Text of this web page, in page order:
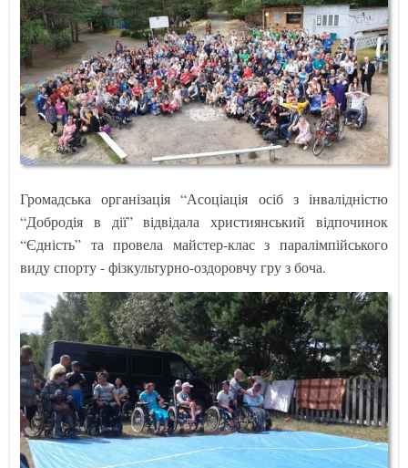
Громадська організація “Асоціація осіб з інвалідністю
“Добродія в дії” відвідала християнський відпочинок
“Єдність” та провела майстер-клас з паралімпійського
виду спорту - фізкультурно-оздоровчу гру з боча.